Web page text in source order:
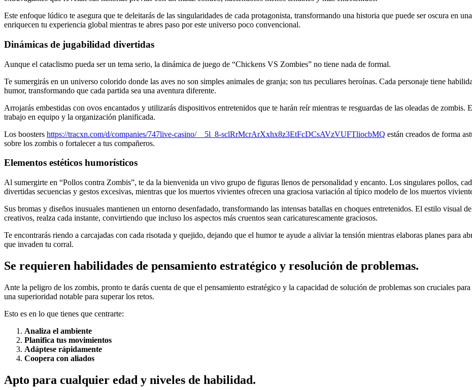
Este enfoque lúdico te asegura que te deleitarás de las singularidades de cada protagonista, transformando una historia que puede ser oscura en
enriquecen tu experiencia global mientras te abres paso por este universo poco convencional.
Dinámicas de jugabilidad divertidas
Aunque el cataclismo pueda ser un tema serio, la dinámica de juego de “Chickens VS Zombies” no tiene nada de formal.
Te sumergirás en un universo colorido donde las aves no son simples animales de granja; son tus peculiares heroínas. Cada personaje tiene
humor, transformando que cada partida sea una aventura diferente.
Arrojarás embestidas con ovos encantados y utilizarás dispositivos entretenidos que te harán reír mientras te resguardas de las oleadas de
trabajo en equipo y la organización planificada.
Los boosters https://tracxn.com/d/companies/747live-casino/__5l_8-sclRrMcrArXxhx8z3EtFcDCsAVzVUFTliocbMQ están creados de forma
sobre los zombis o fortalecer a tus compañeros.
Elementos estéticos humorísticos
Al sumergirte en “Pollos contra Zombis”, te da la bienvenida un vivo grupo de figuras llenos de personalidad y encanto. Los singulares pollos,
divertidas secuencias y gestos excesivas, mientras que los muertos vivientes ofrecen una graciosa variación al típico modelo de los muertos
Sus bromas y diseños inusuales mantienen un entorno desenfadado, transformando las intensas batallas en choques entretenidos. El estilo visual
creativos, realza cada instante, convirtiendo que incluso los aspectos más cruentos sean caricaturescamente graciosos.
Te encontrarás riendo a carcajadas con cada risotada y quejido, dejando que el humor te ayude a aliviar la tensión mientras elaboras planes para
que invaden tu corral.
Se requieren habilidades de pensamiento estratégico y resolución de problemas.
Ante la peligro de los zombis, pronto te darás cuenta de que el pensamiento estratégico y la capacidad de solución de problemas son cruciales
una superioridad notable para superar los retos.
Esto es en lo que tienes que centrarte:
Analiza el ambiente
Planifica tus movimientos
Adáptese rápidamente
Coopera con aliados
Apto para cualquier edad y niveles de habilidad.